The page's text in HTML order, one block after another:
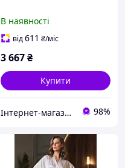
В наявності
від611 ₴/міс
3 667₴
Купити
Інтернет-магазин "Carmen" 98%